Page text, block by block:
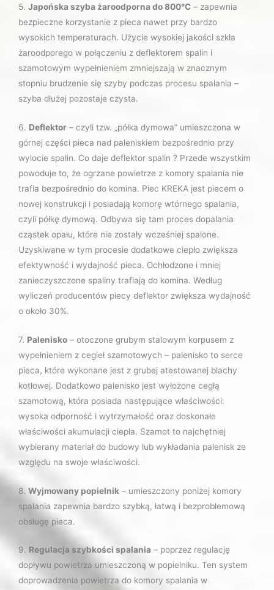
5. Japońska szyba żaroodporna do 800°C – zapewnia
bezpieczne korzystanie z pieca nawet przy bardzo
wysokich temperaturach. Użycie wysokiej jakości szkła
żaroodporego w połączeniu z deflektorem spalin i
szamotowym wypełnieniem zmniejszają w znacznym
stopniu brudzenie się szyby podczas procesu spalania –
szyba dłużej pozostaje czysta.
6. Deflektor – czyli tzw. „półka dymowa” umieszczona w
górnej części pieca nad paleniskiem bezpośrednio przy
wylocie spalin. Co daje deflektor spalin ? Przede wszystkim
powoduje to, że ogrzane powietrze z komory spalania nie
trafia bezpośrednio do komina. Piec KREKA jest piecem o
nowej konstrukcji i posiadają komorę wtórnego spalania,
czyli półkę dymową. Odbywa się tam proces dopalania
cząstek opału, które nie zostały wcześniej spalone.
Uzyskiwane w tym procesie dodatkowe ciepło zwiększa
efektywność i wydajność pieca. Ochłodzone i mniej
zanieczyszczone spaliny trafiają do komina. Według
wyliczeń producentów piecy deflektor zwiększa wydajność
o około 30%.
7. Palenisko – otoczone grubym stalowym korpusem z
wypełnieniem z cegieł szamotowych – palenisko to serce
pieca, które wykonane jest z grubej atestowanej blachy
kotłowej. Dodatkowo palenisko jest wyłożone cegłą
szamotową, która posiada następujące właściwości:
wysoka odporność i wytrzymałość oraz doskonałe
właściwości akumulacji ciepła. Szamot to najchętniej
wybierany materiał do budowy lub wykładania palenisk ze
względu na swoje właściwości.
8. Wyjmowany popielnik – umieszczony poniżej komory
spalania zapewnia bardzo szybką, łatwą i bezproblemową
obsługę pieca.
9. Regulacja szybkości spalania – poprzez regulację
dopływu powietrza umieszczoną w popielniku. Ten system
doprowadzenia powietrza do komory spalania w